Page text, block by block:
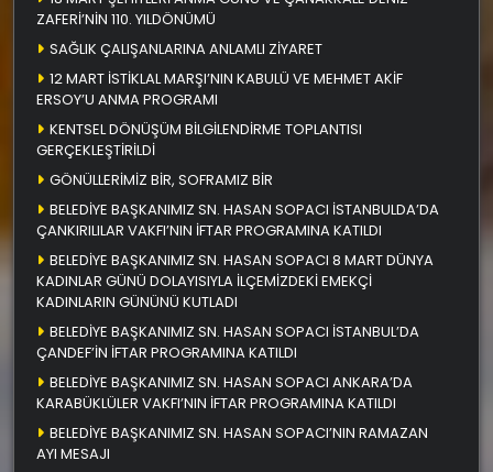
ZAFERİ’NİN 110. YILDÖNÜMÜ
SAĞLIK ÇALIŞANLARINA ANLAMLI ZİYARET
12 MART İSTİKLAL MARŞI’NIN KABULÜ VE MEHMET AKİF
ERSOY’U ANMA PROGRAMI
KENTSEL DÖNÜŞÜM BİLGİLENDİRME TOPLANTISI
GERÇEKLEŞTİRİLDİ
GÖNÜLLERİMİZ BİR, SOFRAMIZ BİR
BELEDİYE BAŞKANIMIZ SN. HASAN SOPACI İSTANBULDA’DA
ÇANKIRILILAR VAKFI’NIN İFTAR PROGRAMINA KATILDI
BELEDİYE BAŞKANIMIZ SN. HASAN SOPACI 8 MART DÜNYA
KADINLAR GÜNÜ DOLAYISIYLA İLÇEMİZDEKİ EMEKÇİ
KADINLARIN GÜNÜNÜ KUTLADI
BELEDİYE BAŞKANIMIZ SN. HASAN SOPACI İSTANBUL’DA
ÇANDEF’İN İFTAR PROGRAMINA KATILDI
BELEDİYE BAŞKANIMIZ SN. HASAN SOPACI ANKARA’DA
KARABÜKLÜLER VAKFI’NIN İFTAR PROGRAMINA KATILDI
BELEDİYE BAŞKANIMIZ SN. HASAN SOPACI’NIN RAMAZAN
AYI MESAJI